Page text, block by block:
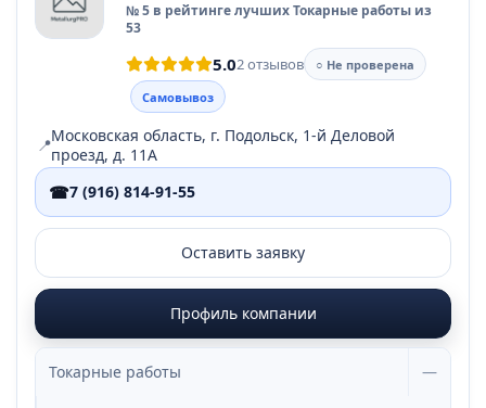
№ 5 в рейтинге лучших Токарные работы из
53
5.02 отзывов
○ Не проверена
Самовывоз
📍Московская область, г. Подольск, 1-й Деловой
проезд, д. 11А
☎7 (916) 814-91-55
Оставить заявку
Профиль компании
Токарные работы —